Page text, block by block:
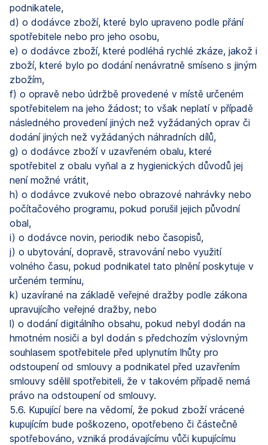
podnikatele,
d) o dodávce zboží, které bylo upraveno podle přání
spotřebitele nebo pro jeho osobu,
e) o dodávce zboží, které podléhá rychlé zkáze, jakož i
zboží, které bylo po dodání nenávratně smíseno s jiným
zbožím,
f) o opravě nebo údržbě provedené v místě určeném
spotřebitelem na jeho žádost; to však neplatí v případě
následného provedení jiných než vyžádaných oprav či
dodání jiných než vyžádaných náhradních dílů,
g) o dodávce zboží v uzavřeném obalu, které
spotřebitel z obalu vyňal a z hygienických důvodů jej
není možné vrátit,
h) o dodávce zvukové nebo obrazové nahrávky nebo
počítačového programu, pokud porušil jejich původní
obal,
i) o dodávce novin, periodik nebo časopisů,
j) o ubytování, dopravě, stravování nebo využití
volného času, pokud podnikatel tato plnění poskytuje v
určeném termínu,
k) uzavírané na základě veřejné dražby podle zákona
upravujícího veřejné dražby, nebo
l) o dodání digitálního obsahu, pokud nebyl dodán na
hmotném nosiči a byl dodán s předchozím výslovným
souhlasem spotřebitele před uplynutím lhůty pro
odstoupení od smlouvy a podnikatel před uzavřením
smlouvy sdělil spotřebiteli, že v takovém případě nemá
právo na odstoupení od smlouvy.
5.6. Kupující bere na vědomí, že pokud zboží vrácené
kupujícím bude poškozeno, opotřebeno či částečně
spotřebováno, vzniká prodávajícímu vůči kupujícímu